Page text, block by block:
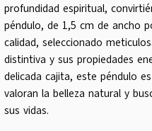
profundidad espiritual,
péndulo, de 1,5 cm de ancho
calidad, seleccionado
distintiva y sus propiedades
delicada cajita, este péndulo
valoran la belleza natural y
sus vidas.